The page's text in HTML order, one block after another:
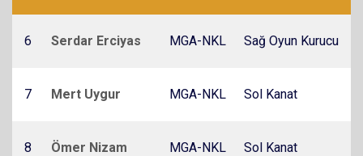
6 Serdar Erciyas MGA-NKL Sağ Oyun Kurucu
7 Mert Uygur MGA-NKL Sol Kanat
8 Ömer Nizam MGA-NKL Sol Kanat